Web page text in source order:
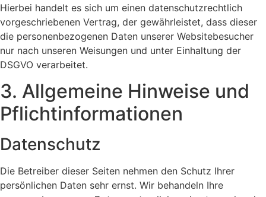
Hierbei handelt es sich um einen datenschutzrechtlich
vorgeschriebenen Vertrag, der gewährleistet, dass dieser
die personenbezogenen Daten unserer Websitebesucher
nur nach unseren Weisungen und unter Einhaltung der
DSGVO verarbeitet.
3. Allgemeine Hinweise und
Pflicht­informationen
Datenschutz
Die Betreiber dieser Seiten nehmen den Schutz Ihrer
persönlichen Daten sehr ernst. Wir behandeln Ihre